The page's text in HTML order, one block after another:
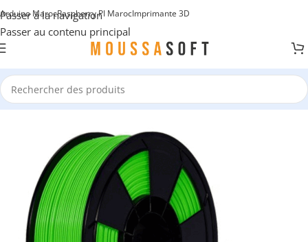
Passer à la navigation
Passer au contenu principal
Arduino MarocRaspberry PI MarocImprimante 3D